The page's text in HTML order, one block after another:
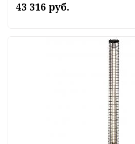
43 316 руб.